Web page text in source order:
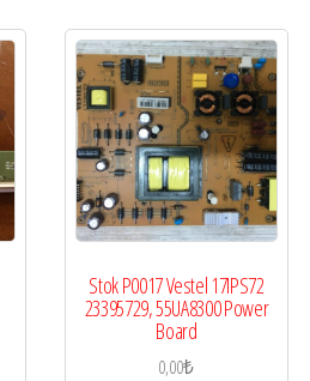
Stok P0017 Vestel 17IPS72
23395729, 55UA8300 Power
Board
0,00₺